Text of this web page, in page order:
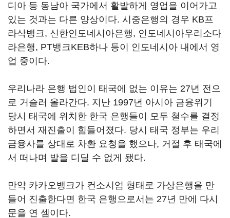
디아 등 동남아 국가에서 활발하게 영업을 이어가고
있는 것과는 다른 양상이다. 시중은행의 경우 KB프
라삭뱅크, 신한인도네시아은행, 인도네시아우리소다
라은행, PT뱅크KEB하나 등이 인도네시아 내에서 영
업 중이다.
우리나라 은행 법인이 태국에 없는 이유는 27년 전으
로 거슬러 올라간다. 지난 1997년 아시아 금융위기
당시 태국에 위치한 한국 은행들이 모두 철수를 결정
하면서 재진출이 힘들어졌다. 당시 태국 정부는 우리
금융사를 상대로 차환 요청을 했으나, 거절 후 태국에
서 떠나며 발을 디딜 수 없게 됐다.
만약 카카오뱅크가 컨소시엄 형태로 가상은행을 만
들어 진출한다면 한국 은행으로서는 27년 만에 다시
문을 연 셈이다.